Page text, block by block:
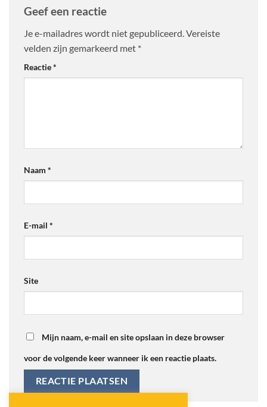
Geef een reactie
Je e-mailadres wordt niet gepubliceerd.Vereiste
velden zijn gemarkeerd met *
Reactie*
Naam *
E-mail *
Site
Mijn naam, e-mail en site opslaan in deze browser
voor de volgende keer wanneer ik een reactie plaats.